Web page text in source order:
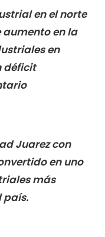
en el norte
aumento en la
en
déficit
Juarez con
en uno
más
país.